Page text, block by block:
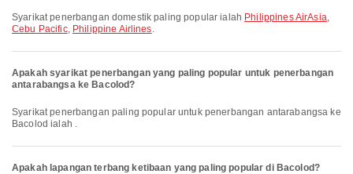
Syarikat penerbangan domestik paling popular ialah Philippines AirAsia,
Cebu Pacific, Philippine Airlines.
Apakah syarikat penerbangan yang paling popular untuk penerbangan
antarabangsa ke Bacolod?
Syarikat penerbangan paling popular untuk penerbangan antarabangsa ke
Bacolod ialah .
Apakah lapangan terbang ketibaan yang paling popular di Bacolod?